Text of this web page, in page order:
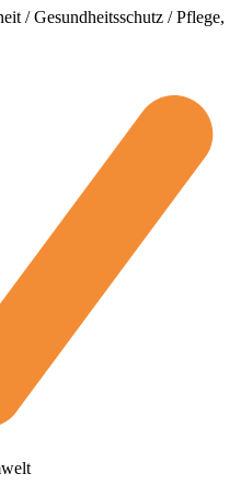
/ Gesundheitsschutz / Pflege,